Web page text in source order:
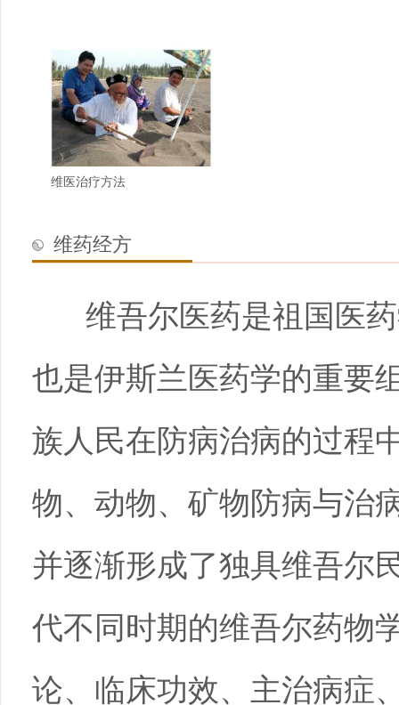
维医治疗方法
维药经方
维吾尔医药是祖国医药
也是伊斯兰医药学的重要
族人民在防病治病的过程
物、动物、矿物防病与治
并逐渐形成了独具维吾尔
代不同时期的维吾尔药物
论、临床功效、主治病症